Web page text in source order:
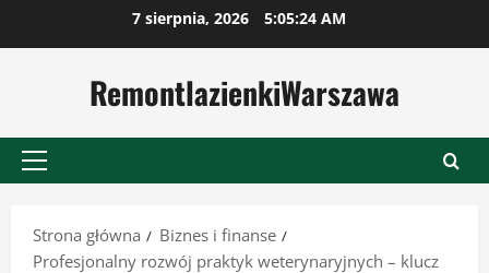
7 sierpnia, 2026 5:05:24 AM
RemontlazienkiWarszawa
Menu
Strona główna
Biznes i finanse
Profesjonalny rozwój praktyk weterynaryjnych – klucz